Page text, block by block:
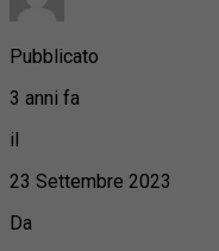
Pubblicato
3 anni fa
il
23 Settembre 2023
Da